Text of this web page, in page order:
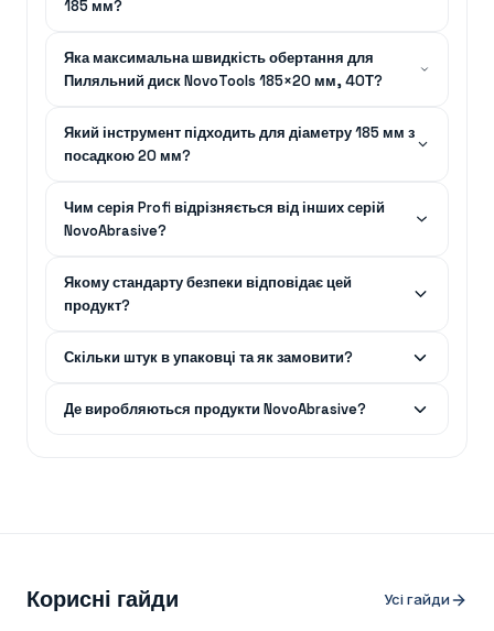
185 мм?
Яка максимальна швидкість обертання для
Пиляльний диск NovoTools 185×20 мм, 40Т?
Який інструмент підходить для діаметру 185 мм з
посадкою 20 мм?
Чим серія Profi відрізняється від інших серій
NovoAbrasive?
Якому стандарту безпеки відповідає цей
продукт?
Скільки штук в упаковці та як замовити?
Де виробляються продукти NovoAbrasive?
Корисні гайди Усі гайди